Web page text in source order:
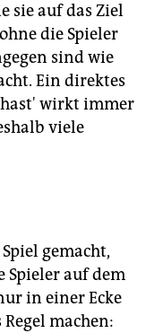
sie auf das Ziel
die Spieler
sind wie
Ein direktes
hast' wirkt immer
viele
gemacht,
Spieler auf dem
in einer Ecke
machen: